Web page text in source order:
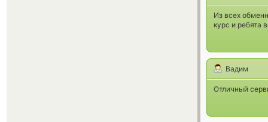
Из всех
курс и ребята
Вадим
Отличный